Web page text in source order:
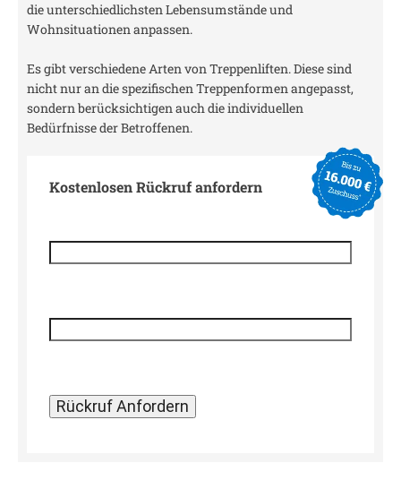
die unterschiedlichsten Lebensumstände und
Wohnsituationen anpassen.
Es gibt verschiedene Arten von Treppenliften. Diese sind
nicht nur an die spezifischen Treppenformen angepasst,
sondern berücksichtigen auch die individuellen
Bedürfnisse der Betroffenen.
Kostenlosen Rückruf anfordern